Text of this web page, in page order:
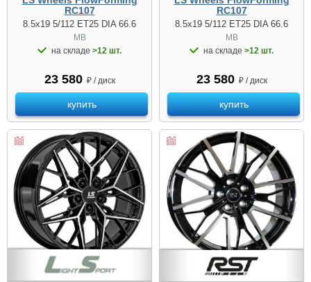
RC107
8.5x19 5/112 ET25 DIA 66.6
MB
на складе >12 шт.
23 580 ₽ / диск
купить
RC107
8.5x19 5/112 ET25 DIA 66.6
MB
на складе >12 шт.
23 580 ₽ / диск
купить